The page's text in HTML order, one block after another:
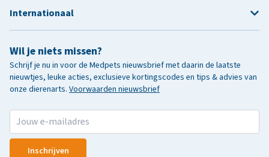
Wil je niets missen?
Schrijf je nu in voor de Medpets nieuwsbrief met daarin de laatste
nieuwtjes, leuke acties, exclusieve kortingscodes en tips & advies van
onze dierenarts. Voorwaarden nieuwsbrief
Inschrijven
Internationaal